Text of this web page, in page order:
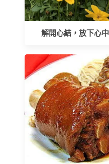
解開心結，放下心